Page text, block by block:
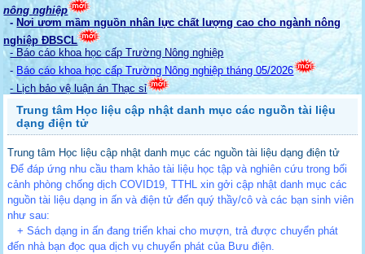
nông nghiệp
- Nơi ươm mầm nguồn nhân lực chất lượng cao cho ngành nông
nghiệp ĐBSCL
- Báo cáo khoa học cấp Trường Nông nghiệp
- Báo cáo khoa học cấp Trường Nông nghiệp tháng 05/2026
- Lịch bảo vệ luận án Thạc sỉ
Trung tâm Học liệu cập nhật danh mục các nguồn tài liệu
dạng điện tử
Trung tâm Học liệu cập nhật danh mục các nguồn tài liệu dạng điện tử
Để đáp ứng nhu cầu tham khảo tài liệu học tập và nghiên cứu trong bối
cảnh phòng chống dịch COVID19, TTHL xin gởi cập nhật danh mục các
nguồn tài liệu dạng in ấn và điện tử đến quý thầy/cô và các bạn sinh viên
như sau:
+ Sách dạng in ấn đang triển khai cho mượn, trả được chuyển phát
đến nhà bạn đọc qua dịch vụ chuyển phát của Bưu điện.